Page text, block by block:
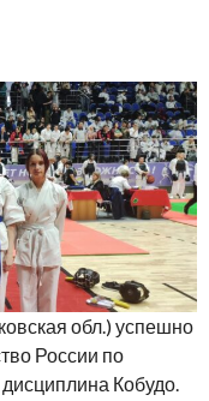
обл.) успешно
России по
Кобудо.